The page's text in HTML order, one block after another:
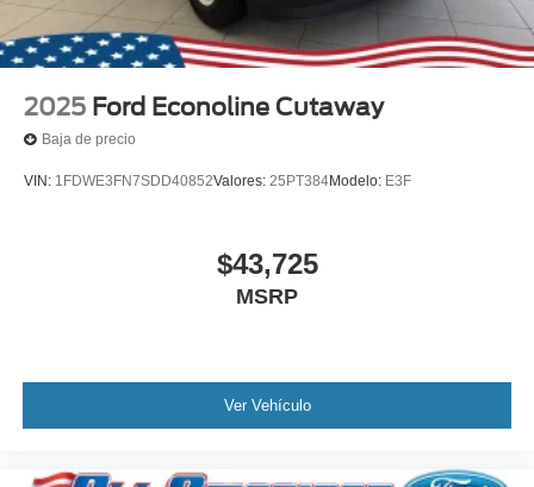
2025 Ford Econoline Cutaway
Baja de precio
VIN: 1FDWE3FN7SDD40852Valores: 25PT384Modelo: E3F
$43,725
MSRP
Ver Vehículo